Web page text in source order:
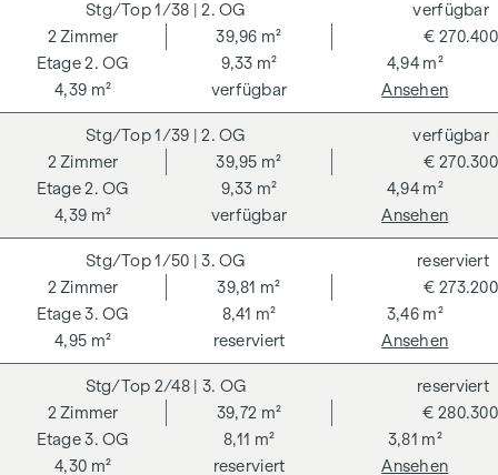
1/38 | 2. OG
2. OG
2Zimmer
39,96 m²
9,33 m²
4,94 m²
4,39 m²
€ 270.400
verfügbar
verfügbar
Ansehen
1/39 | 2. OG
2. OG
2Zimmer
39,95 m²
9,33 m²
4,94 m²
4,39 m²
€ 270.300
verfügbar
verfügbar
Ansehen
1/50 | 3. OG
3. OG
2Zimmer
39,81 m²
8,41 m²
3,46 m²
4,95 m²
€ 273.200
reserviert
reserviert
Ansehen
2/48 | 3. OG
3. OG
2Zimmer
39,72 m²
8,11 m²
3,81 m²
4,30 m²
€ 280.300
reserviert
reserviert
Ansehen